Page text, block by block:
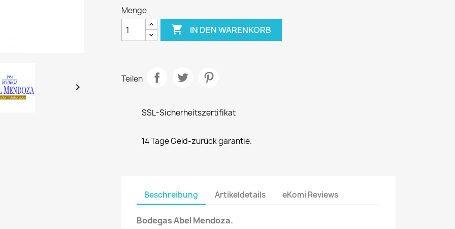

Menge
 IN DEN WARENKORB
Teilen
SSL-Sicherheitszertifikat
14 Tage Geld-zurück garantie.
Beschreibung Artikeldetails eKomi Reviews
Bodegas Abel Mendoza.